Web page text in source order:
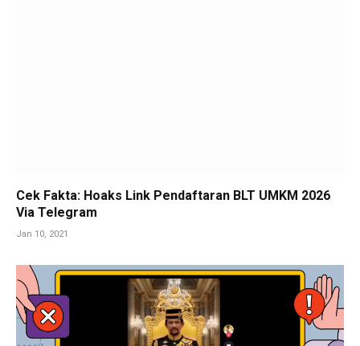
Cek Fakta: Hoaks Link Pendaftaran BLT UMKM 2026
Via Telegram
Jan 10, 2021